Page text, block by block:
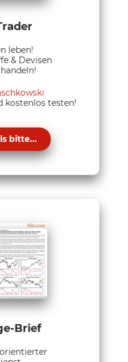
leben!
& Devisen
kostenlos testen!
bitte...
Brief